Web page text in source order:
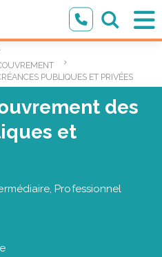
PUBLIQUES ET PRIVÉES
des
et
Professionnel